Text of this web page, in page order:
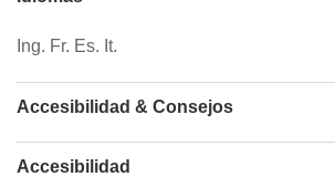
Ing. Fr. Es. It.
Accesibilidad & Consejos
Accesibilidad